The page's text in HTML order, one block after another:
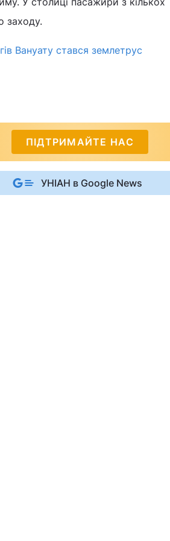
заходу.
Вануату стався землетрус
ПІДТРИМАЙТЕ НАС
УНІАН в Google News